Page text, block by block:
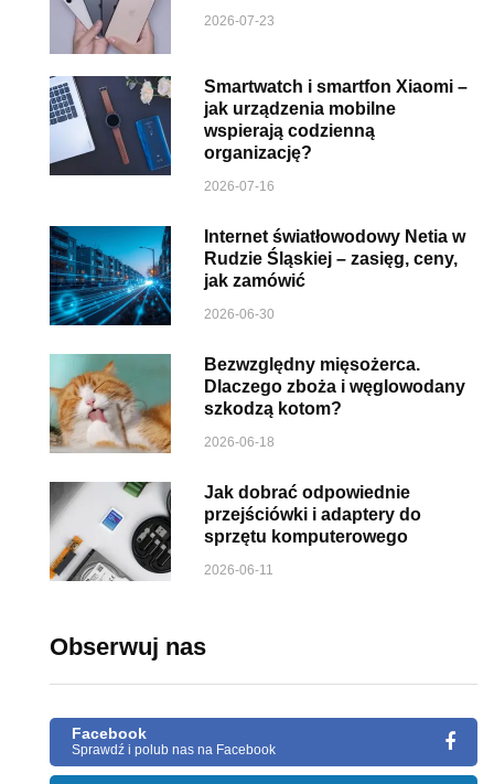
2026-07-23
Smartwatch i smartfon Xiaomi –
jak urządzenia mobilne
wspierają codzienną
organizację?
2026-07-16
Internet światłowodowy Netia w
Rudzie Śląskiej – zasięg, ceny,
jak zamówić
2026-06-30
Bezwzględny mięsożerca.
Dlaczego zboża i węglowodany
szkodzą kotom?
2026-06-18
Jak dobrać odpowiednie
przejściówki i adaptery do
sprzętu komputerowego
2026-06-11
Obserwuj nas
Facebook
Sprawdź i polub nas na Facebook